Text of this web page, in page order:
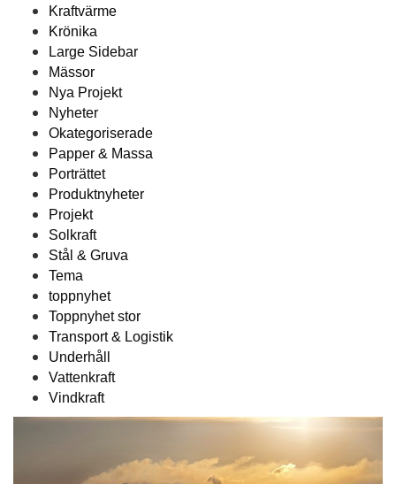
Kraftvärme
Krönika
Large Sidebar
Mässor
Nya Projekt
Nyheter
Okategoriserade
Papper & Massa
Porträttet
Produktnyheter
Projekt
Solkraft
Stål & Gruva
Tema
toppnyhet
Toppnyhet stor
Transport & Logistik
Underhåll
Vattenkraft
Vindkraft